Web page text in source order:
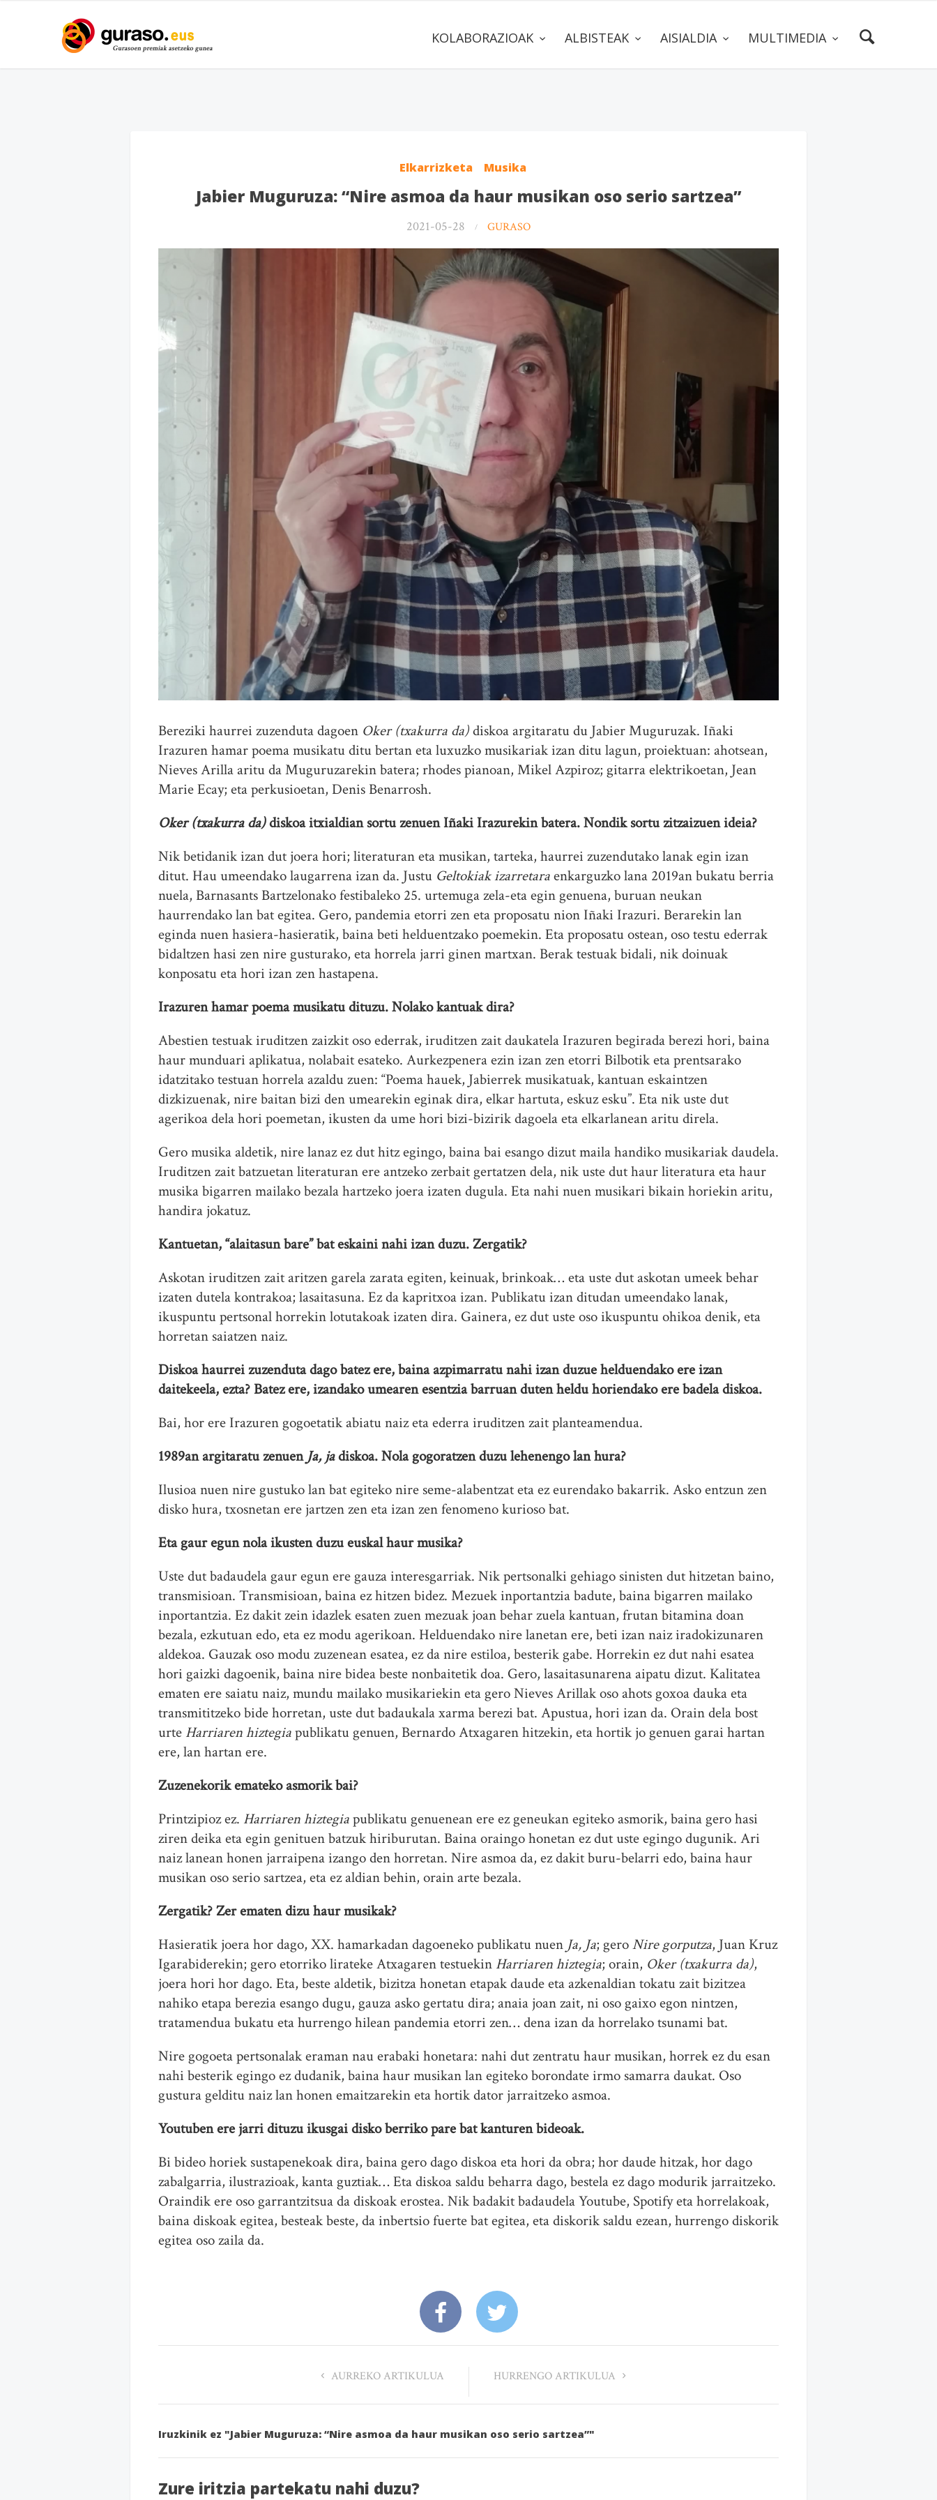
KOLABORAZIOAK ALBISTEAK AISIALDIA MULTIMEDIA
Elkarrizketa Musika
Jabier Muguruza: “Nire asmoa da haur musikan oso serio sartzea”
2021-05-28 GURASO
Bereziki haurrei zuzenduta dagoen Oker (txakurra da)diskoa argitaratu du Jabier Muguruzak. Iñaki
Irazuren hamar poema musikatu ditu bertan eta luxuzko musikariak izan ditu lagun, proiektuan: ahotsean,
Nieves Arilla aritu da Muguruzarekin batera; rhodes pianoan, Mikel Azpiroz; gitarra elektrikoetan, Jean
Marie Ecay; eta perkusioetan, Denis Benarrosh.
Oker (txakurra da)diskoa itxialdian sortu zenuen Iñaki Irazurekin batera. Nondik sortu zitzaizuen ideia?
Nik betidanik izan dut joera hori; literaturan eta musikan, tarteka, haurrei zuzendutako lanak egin izan
ditut. Hau umeendako laugarrena izan da. Justu Geltokiak izarretaraenkarguzko lana 2019an bukatu berria
nuela, Barnasants Bartzelonako festibaleko 25. urtemuga zela-eta egin genuena, buruan neukan
haurrendako lan bat egitea. Gero, pandemia etorri zen eta proposatu nion Iñaki Irazuri. Berarekin lan
eginda nuen hasiera-hasieratik, baina beti helduentzako poemekin. Eta proposatu ostean, oso testu ederrak
bidaltzen hasi zen nire gusturako, eta horrela jarri ginen martxan. Berak testuak bidali, nik doinuak
konposatu eta hori izan zen hastapena.
Irazuren hamar poema musikatu dituzu. Nolako kantuak dira?
Abestien testuak iruditzen zaizkit oso ederrak, iruditzen zait daukatela Irazuren begirada berezi hori, baina
haur munduari aplikatua, nolabait esateko. Aurkezpenera ezin izan zen etorri Bilbotik eta prentsarako
idatzitako testuan horrela azaldu zuen: “Poema hauek, Jabierrek musikatuak, kantuan eskaintzen
dizkizuenak, nire baitan bizi den umearekin eginak dira, elkar hartuta, eskuz esku”. Eta nik uste dut
agerikoa dela hori poemetan, ikusten da ume hori bizi-bizirik dagoela eta elkarlanean aritu direla.
Gero musika aldetik, nire lanaz ez dut hitz egingo, baina bai esango dizut maila handiko musikariak daudela.
Iruditzen zait batzuetan literaturan ere antzeko zerbait gertatzen dela, nik uste dut haur literatura eta haur
musika bigarren mailako bezala hartzeko joera izaten dugula. Eta nahi nuen musikari bikain horiekin aritu,
handira jokatuz.
Kantuetan, “alaitasun bare” bat eskaini nahi izan duzu. Zergatik?
Askotan iruditzen zait aritzen garela zarata egiten, keinuak, brinkoak… eta uste dut askotan umeek behar
izaten dutela kontrakoa; lasaitasuna. Ez da kapritxoa izan. Publikatu izan ditudan umeendako lanak,
ikuspuntu pertsonal horrekin lotutakoak izaten dira. Gainera, ez dut uste oso ikuspuntu ohikoa denik, eta
horretan saiatzen naiz.
Diskoa haurrei zuzenduta dago batez ere, baina azpimarratu nahi izan duzue helduendako ere izan
daitekeela, ezta? Batez ere, izandako umearen esentzia barruan duten heldu horiendako ere badela diskoa.
Bai, hor ere Irazuren gogoetatik abiatu naiz eta ederra iruditzen zait planteamendua.
1989an argitaratu zenuen Ja, jadiskoa. Nola gogoratzen duzu lehenengo lan hura?
Ilusioa nuen nire gustuko lan bat egiteko nire seme-alabentzat eta ez eurendako bakarrik. Asko entzun zen
disko hura, txosnetan ere jartzen zen eta izan zen fenomeno kurioso bat.
Eta gaur egun nola ikusten duzu euskal haur musika?
Uste dut badaudela gaur egun ere gauza interesgarriak. Nik pertsonalki gehiago sinisten dut hitzetan baino,
transmisioan. Transmisioan, baina ez hitzen bidez. Mezuek inportantzia badute, baina bigarren mailako
inportantzia. Ez dakit zein idazlek esaten zuen mezuak joan behar zuela kantuan, frutan bitamina doan
bezala, ezkutuan edo, eta ez modu agerikoan. Helduendako nire lanetan ere, beti izan naiz iradokizunaren
aldekoa. Gauzak oso modu zuzenean esatea, ez da nire estiloa, besterik gabe. Horrekin ez dut nahi esatea
hori gaizki dagoenik, baina nire bidea beste nonbaitetik doa. Gero, lasaitasunarena aipatu dizut. Kalitatea
ematen ere saiatu naiz, mundu mailako musikariekin eta gero Nieves Arillak oso ahots goxoa dauka eta
transmititzeko bide horretan, uste dut badaukala xarma berezi bat. Apustua, hori izan da. Orain dela bost
urte Harriaren hiztegiapublikatu genuen, Bernardo Atxagaren hitzekin, eta hortik jo genuen garai hartan
ere, lan hartan ere.
Zuzenekorik emateko asmorik bai?
Printzipioz ez. Harriaren hiztegiapublikatu genuenean ere ez geneukan egiteko asmorik, baina gero hasi
ziren deika eta egin genituen batzuk hiriburutan. Baina oraingo honetan ez dut uste egingo dugunik. Ari
naiz lanean honen jarraipena izango den horretan. Nire asmoa da, ez dakit buru-belarri edo, baina haur
musikan oso serio sartzea, eta ez aldian behin, orain arte bezala.
Zergatik? Zer ematen dizu haur musikak?
Hasieratik joera hor dago, XX. hamarkadan dagoeneko publikatu nuen Ja, Ja; geroNire gorputza, Juan Kruz
Igarabiderekin; gero etorriko lirateke Atxagaren testuekin Harriaren hiztegia; orain, Oker (txakurra da),
joera hori hor dago. Eta, beste aldetik, bizitza honetan etapak daude eta azkenaldian tokatu zait bizitzea
nahiko etapa berezia esango dugu, gauza asko gertatu dira; anaia joan zait, ni oso gaixo egon nintzen,
tratamendua bukatu eta hurrengo hilean pandemia etorri zen… dena izan da horrelako tsunami bat.
Nire gogoeta pertsonalak eraman nau erabaki honetara: nahi dut zentratu haur musikan, horrek ez du esan
nahi besterik egingo ez dudanik, baina haur musikan lan egiteko borondate irmo samarra daukat. Oso
gustura gelditu naiz lan honen emaitzarekin eta hortik dator jarraitzeko asmoa.
Youtuben ere jarri dituzu ikusgai disko berriko pare bat kanturen bideoak.
Bi bideo horiek sustapenekoak dira, baina gero dago diskoa eta hori da obra; hor daude hitzak, hor dago
zabalgarria, ilustrazioak, kanta guztiak… Eta diskoa saldu beharra dago, bestela ez dago modurik jarraitzeko.
Oraindik ere oso garrantzitsua da diskoak erostea. Nik badakit badaudela Youtube, Spotify eta horrelakoak,
baina diskoak egitea, besteak beste, da inbertsio fuerte bat egitea, eta diskorik saldu ezean, hurrengo diskorik
egitea oso zaila da.
AURREKO ARTIKULUA HURRENGO ARTIKULUA
Iruzkinik ez "Jabier Muguruza: “Nire asmoa da haur musikan oso serio sartzea”"
Zure iritzia partekatu nahi duzu?